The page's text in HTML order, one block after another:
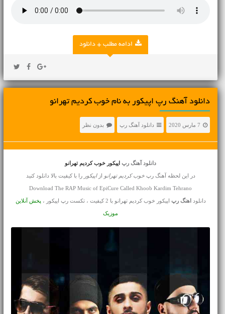
ادامه مطلب + دانلود
دانلود آهنگ رپ اپیکور به نام خوب کردیم تهرانو
7 مارس 2020 دانلود آهنگ رپ بدون نظر
دانلود آهنگ رپاپیکور خوب کردیم تهرانو
در این لحظه آهنگ رپخوب کردیم تهرانو ازاپیکور را با کیفیت بالا دانلود کنید
Download The RAP Music of EpiCure Called Khoob Kardim Tehrano
دانلود اهنگ رپ اپیکور خوب کردیم تهرانو با 2 کیفیت ، تکست رپ اپیکور ، پخش آنلاین
موزیک